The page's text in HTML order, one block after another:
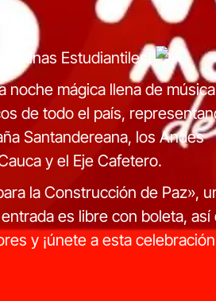
Estudiantiles!
noche mágica llena de
de todo el país,
Santandereana, los Andes
y el Eje Cafetero.
la Construcción de Paz»,
es libre con boleta, así
y ¡únete a esta celebración